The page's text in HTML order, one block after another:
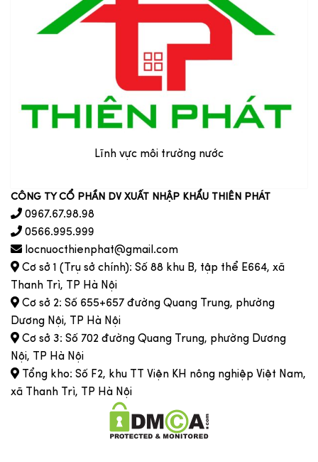
Lĩnh vực môi trường nước
CÔNG TY CỔ PHẦN DV XUẤT NHẬP KHẨU THIÊN PHÁT
0967.67.98.98
0566.995.999
locnuocthienphat@gmail.com
Cơ sở 1 (Trụ sở chính): Số 88 khu B, tập thể E664, xã
Thanh Trì, TP Hà Nội
Cơ sở 2: Số 655+657 đường Quang Trung, phường
Dương Nội, TP Hà Nội
Cơ sở 3: Số 702 đường Quang Trung, phường Dương
Nội, TP Hà Nội
Tổng kho: Số F2, khu TT Viện KH nông nghiệp Việt Nam,
xã Thanh Trì, TP Hà Nội